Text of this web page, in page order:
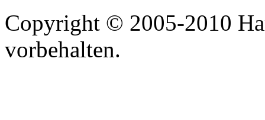
Copyright © 2005-2010
vorbehalten.